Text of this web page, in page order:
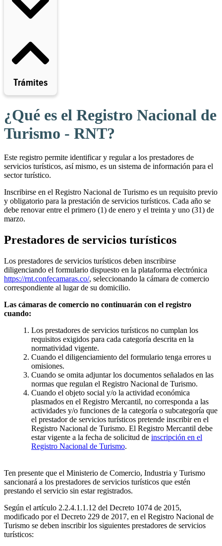
Trámites
¿Qué es el Registro Nacional de
Turismo - RNT?
Este registro permite identificar y regular a los prestadores de
servicios turísticos, así mismo, es un sistema de información para el
sector turístico.
Inscribirse en el Registro Nacional de Turismo es un requisito previo
y obligatorio para la prestación de servicios turísticos. Cada año se
debe renovar entre el primero (1) de enero y el treinta y uno (31) de
marzo.
Prestadores de servicios turísticos
Los prestadores de servicios turísticos deben inscribirse
diligenciando el formulario dispuesto en la plataforma electrónica
https://rnt.confecamaras.co/, seleccionando la cámara de comercio
correspondiente al lugar de su domicilio.
Las cámaras de comercio no continuarán con el registro
cuando:
Los prestadores de servicios turísticos no cumplan los
requisitos exigidos para cada categoría descrita en la
normatividad vigente.
Cuando el diligenciamiento del formulario tenga errores u
omisiones.
Cuando se omita adjuntar los documentos señalados en las
normas que regulan el Registro Nacional de Turismo.
Cuando el objeto social y/o la actividad económica
plasmados en el Registro Mercantil, no corresponda a las
actividades y/o funciones de la categoría o subcategoría que
el prestador de servicios turísticos pretende inscribir en el
Registro Nacional de Turismo. El Registro Mercantil debe
estar vigente a la fecha de solicitud de inscripción en el
Registro Nacional de Turismo.
Ten presente que el Ministerio de Comercio, Industria y Turismo
sancionará a los prestadores de servicios turísticos que estén
prestando el servicio sin estar registrados.
Según el artículo 2.2.4.1.1.12 del Decreto 1074 de 2015,
modificado por el Decreto 229 de 2017, en el Registro Nacional de
Turismo se deben inscribir los siguientes prestadores de servicios
turísticos: